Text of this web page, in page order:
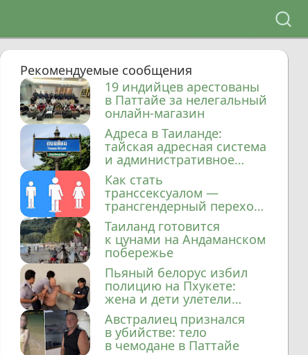
Рекомендуемые сообщения
19 индийцев арестованы
в Паттайе за нелегальный
онлайн-магазин
Адреса в Таиланде:
тайская адресная система
и административное
деление
Как стать
транссексуалом —
трансгендерный переход
в Таиланде
Таиланд готовится
к цунами на Андаманском
побережье
Пьяный белорус избил
полицию на Пхукете:
жена и дети улетели
домой
Австралиец признался
в убийстве: тело
в чемодане в Паттайе